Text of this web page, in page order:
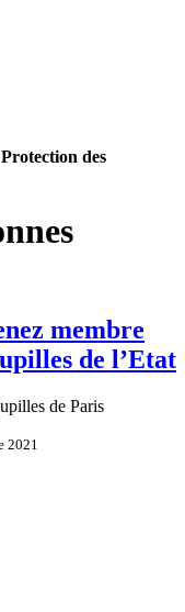
Protection des
membre
de l’Etat
de Paris
2021